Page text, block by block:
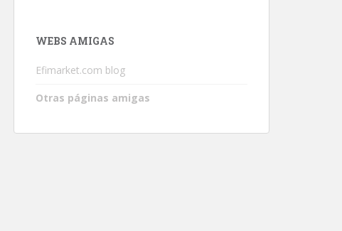
WEBS AMIGAS
Efimarket.com blog
Otras páginas amigas